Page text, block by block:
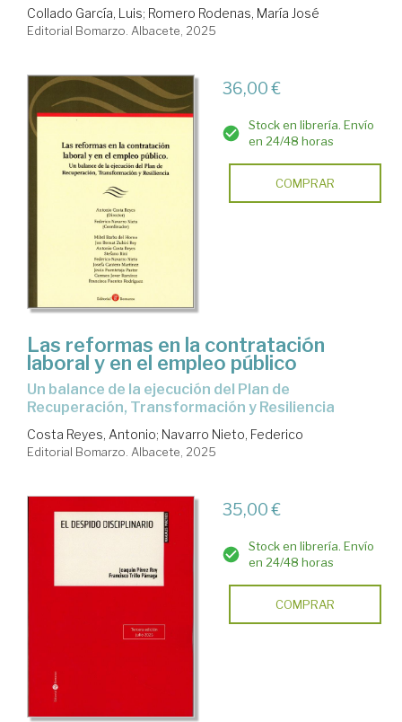
Collado García, Luis; Romero Rodenas, María José
Editorial Bomarzo. Albacete, 2025
36,00 €
Stock en librería. Envío
en 24/48 horas
COMPRAR
Las reformas en la contratación
laboral y en el empleo público
Un balance de la ejecución del Plan de
Recuperación, Transformación y Resiliencia
Costa Reyes, Antonio; Navarro Nieto, Federico
Editorial Bomarzo. Albacete, 2025
35,00 €
Stock en librería. Envío
en 24/48 horas
COMPRAR